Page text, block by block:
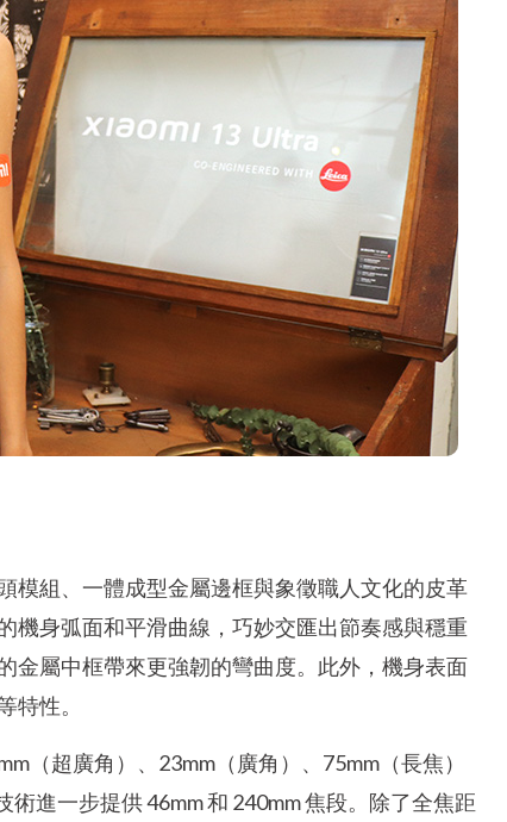
模組、一體成型金屬邊框與象徵職人文化的皮革
機身弧面和平滑曲線，巧妙交匯出節奏感與穩重
金屬中框帶來更強韌的彎曲度。此外，機身表面
特性。
（超廣角）、23mm（廣角）、75mm（長焦）
進一步提供 46mm 和 240mm 焦段。除了全焦距